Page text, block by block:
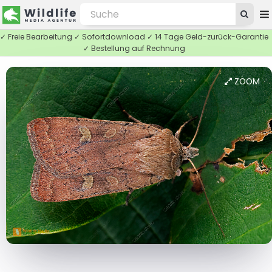
✓ Freie Bearbeitung ✓ Sofortdownload ✓ 14 Tage Geld-zurück-Garantie
✓ Bestellung auf Rechnung
ZOOM